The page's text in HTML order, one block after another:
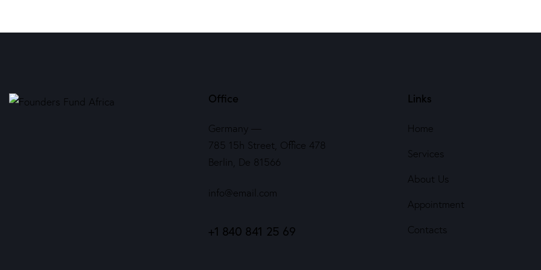
Office
Germany —
785 15h Street, Office 478
Berlin, De 81566
info@email.com
+1 840 841 25 69
Links
Home
Services
About Us
Appointment
Contacts